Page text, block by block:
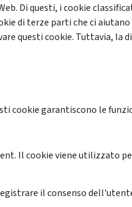
Di questi, i cookie
di terze parti che ci
questi cookie. Tuttavia, la
garantiscono le
Il cookie viene utilizzato
il consenso